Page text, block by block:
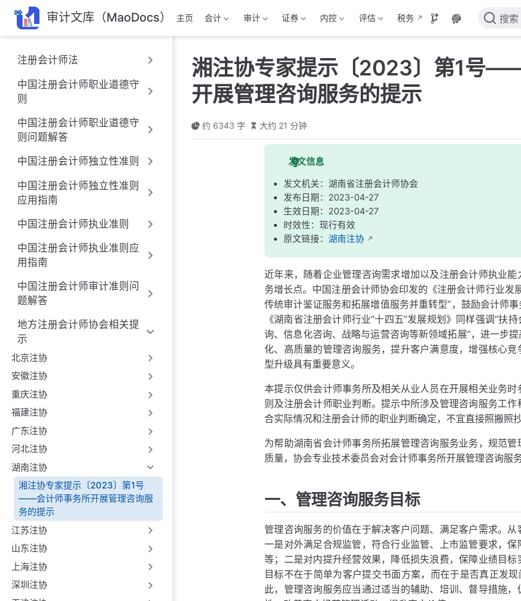
跳
至
主
要
內
容
审计文库（MaoDocs） 主页 会计 审计 证券 内控 评估 税务 搜索
注册会计师法
中国注册会计师职业道德守
则
中国注册会计师职业道德守
则问题解答
中国注册会计师独立性准则
中国注册会计师独立性准则
应用指南
中国注册会计师执业准则
中国注册会计师执业准则应
用指南
中国注册会计师审计准则问
题解答
地方注册会计师协会相关提
示
北京注协
安徽注协
重庆注协
福建注协
广东注协
河北注协
湖南注协
湘注协专家提示〔2023〕第1号
——会计师事务所开展管理咨询服
务的提示
江苏注协
山东注协
上海注协
深圳注协
湘注协专家提示〔2023〕第1号
开展管理咨询服务的提示
约 6343 字 大约 21 分钟
发文信息
发文机关：湖南省注册会计师协会
发布日期：2023-04-27
生效日期：2023-04-27
时效性：现行有效
原文链接：湖南注协
近年来，随着企业管理咨询需求增加以及注册会计师执业
务增长点。中国注册会计师协会印发的《注册会计师行业
传统审计鉴证服务和拓展增值服务并重转型”，鼓励会计师
《湖南省注册会计师行业“十四五”发展规划》同样强调“扶
询、信息化咨询、战略与运营咨询等新领域拓展”，进一步
化、高质量的管理咨询服务，提升客户满意度，增强核心
型升级具有重要意义。
本提示仅供会计师事务所及相关从业人员在开展相关业务
则及注册会计师职业判断。提示中所涉及管理咨询服务工
合实际情况和注册会计师的职业判断确定，不宜直接照搬照抄
为帮助湖南省会计师事务所拓展管理咨询服务业务，规范
质量，协会专业技术委员会对会计师事务所开展管理咨询服
一、管理咨询服务目标
管理咨询服务的价值在于解决客户问题、满足客户需求。
一是对外满足合规监管，符合行业监管、上市监管要求，
等；二是对内提升经营效果，降低损失浪费，保障业绩目
目标不在于简单为客户提交书面方案，而在于是否真正发
此，管理咨询服务应当通过适当的辅助、培训、督导措施